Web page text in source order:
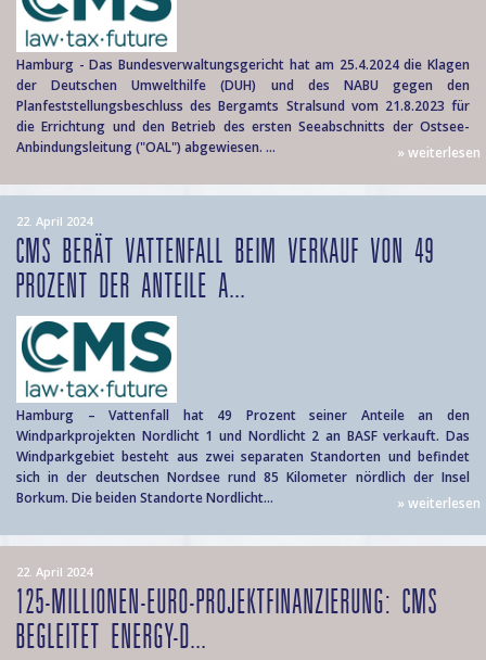
Hamburg - Das Bundesverwaltungsgericht hat am 25.4.2024 die Klagen
der Deutschen Umwelthilfe (DUH) und des NABU gegen den
Planfeststellungsbeschluss des Bergamts Stralsund vom 21.8.2023 für
die Errichtung und den Betrieb des ersten Seeabschnitts der Ostsee-
Anbindungsleitung ("OAL") abgewiesen. ...
» weiterlesen
22. April 2024
CMS BERÄT VATTENFALL BEIM VERKAUF VON 49
PROZENT DER ANTEILE A...
Hamburg – Vattenfall hat 49 Prozent seiner Anteile an den
Windparkprojekten Nordlicht 1 und Nordlicht 2 an BASF verkauft. Das
Windparkgebiet besteht aus zwei separaten Standorten und befindet
sich in der deutschen Nordsee rund 85 Kilometer nördlich der Insel
Borkum. Die beiden Standorte Nordlicht...
» weiterlesen
22. April 2024
125-MILLIONEN-EURO-PROJEKTFINANZIERUNG: CMS
BEGLEITET ENERGY-D...